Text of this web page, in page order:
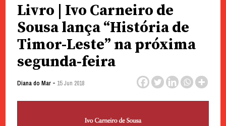
contentLivro | Ivo Carneiro de
Sousa lança “História de
Timor-Leste” na próxima
segunda-feira
Diana do Mar- 15 Jun 2018